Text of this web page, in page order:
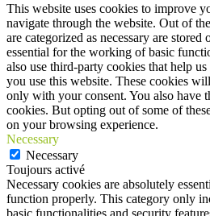
This website uses cookies to improve
navigate through the website. Out of
are categorized as necessary are
essential for the working of basic
also use third-party cookies that help
you use this website. These cookies
only with your consent. You also have
cookies. But opting out of some of
on your browsing experience.
Necessary
Necessary
Toujours activé
Necessary cookies are absolutely
function properly. This category only
basic functionalities and security